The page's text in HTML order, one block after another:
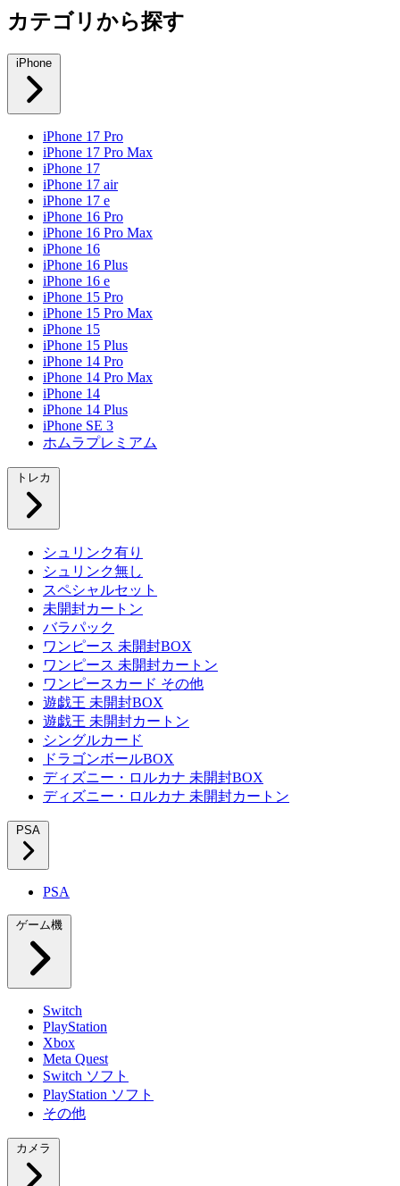
カテゴリから探す
iPhone
iPhone 17 Pro
iPhone 17 Pro Max
iPhone 17
iPhone 17 air
iPhone 17 e
iPhone 16 Pro
iPhone 16 Pro Max
iPhone 16
iPhone 16 Plus
iPhone 16 e
iPhone 15 Pro
iPhone 15 Pro Max
iPhone 15
iPhone 15 Plus
iPhone 14 Pro
iPhone 14 Pro Max
iPhone 14
iPhone 14 Plus
iPhone SE 3
ホムラプレミアム
トレカ
シュリンク有り
シュリンク無し
スペシャルセット
未開封カートン
バラパック
ワンピース 未開封BOX
ワンピース 未開封カートン
ワンピースカード その他
遊戯王 未開封BOX
遊戯王 未開封カートン
シングルカード
ドラゴンボールBOX
ディズニー・ロルカナ 未開封BOX
ディズニー・ロルカナ 未開封カートン
PSA
PSA
ゲーム機
Switch
PlayStation
Xbox
Meta Quest
Switch ソフト
PlayStation ソフト
その他
カメラ